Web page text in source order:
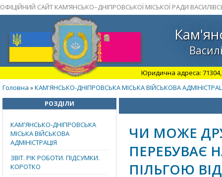
ОФІЦІЙНИЙ САЙТ КАМ’ЯНСЬКО–ДНІПРОВСЬКОЇ МІСЬКОЇ РАДИ
Юридична адреса: 71304,
Головна »КАМ'ЯНСЬКО-ДНІПРОВСЬКА МІСЬКА ВІЙСЬКОВА
РОЗДІЛИ
КАМ'ЯНСЬКО-ДНІПРОВСЬКА
МІСЬКА ВІЙСЬКОВА
АДМІНІСТРАЦІЯ
ЗВІТ. РІК РОБОТИ. ПІДСУМКИ.
КОРОТКО
ЧИ МОЖЕ
ПЕРЕБУВАЄ
ПІЛЬГОЮ